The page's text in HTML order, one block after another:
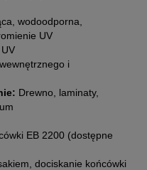
wodoodporna,
UV
i
Drewno, laminaty,
EB 2200 (dostępne
dociskanie końcówki